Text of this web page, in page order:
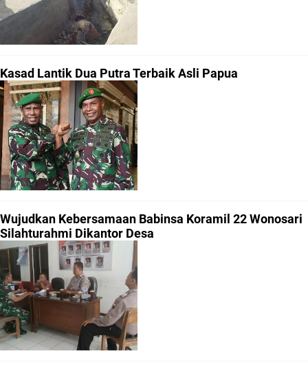
Kasad Lantik Dua Putra Terbaik Asli Papua
Wujudkan Kebersamaan Babinsa Koramil 22 Wonosari
Silahturahmi Dikantor Desa